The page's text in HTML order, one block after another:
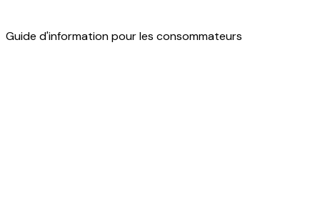
Guide d'information pour les consommateurs